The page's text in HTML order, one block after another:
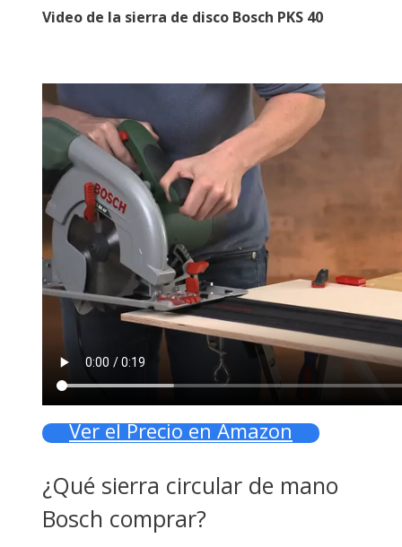
Video de la sierra de disco Bosch PKS 40
Ver el Precio en Amazon
¿Qué sierra circular de mano
Bosch comprar?